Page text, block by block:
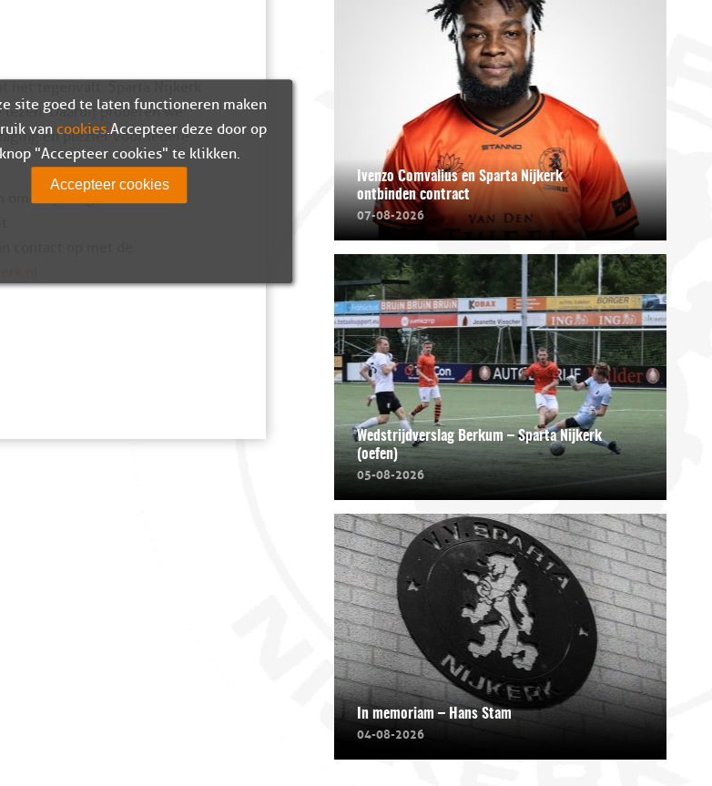
tegenvalt. Sparta Nijkerk
Daarbij proberen we
en plezier voor iedere
je nog niet bent
contact op met de
Ivenzo Comvalius en Sparta Nijkerk
ontbinden contract
07-08-2026
Wedstrijdverslag Berkum – Sparta Nijkerk
(oefen)
05-08-2026
In memoriam – Hans Stam
04-08-2026
site goed te laten functioneren maken
van cookies. Accepteer deze door op
"Accepteer cookies" te klikken.
Accepteer cookies